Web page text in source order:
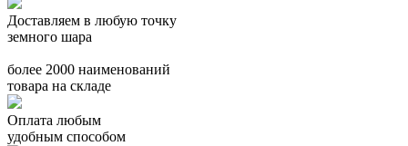
Доставляем в любую точку
земного шара
более 2000 наименований
товара на складе
Оплата любым
удобным способом